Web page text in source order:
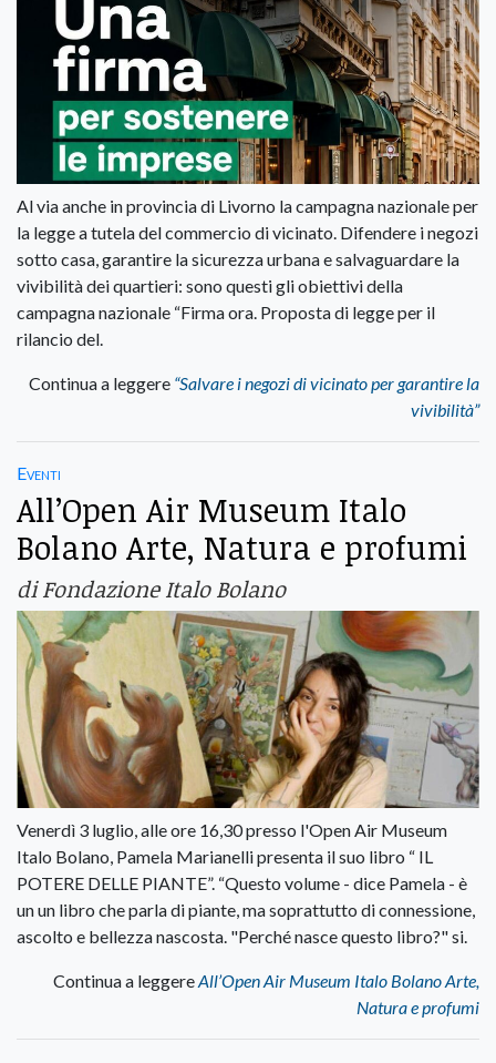
Al via anche in provincia di Livorno la campagna nazionale per
la legge a tutela del commercio di vicinato. Difendere i negozi
sotto casa, garantire la sicurezza urbana e salvaguardare la
vivibilità dei quartieri: sono questi gli obiettivi della
campagna nazionale “Firma ora. Proposta di legge per il
rilancio del.
Continua a leggere “Salvare i negozi di vicinato per garantire la
vivibilità”
Eventi
All’Open Air Museum Italo
Bolano Arte, Natura e profumi
di Fondazione Italo Bolano
Venerdì 3 luglio, alle ore 16,30 presso l'Open Air Museum
Italo Bolano, Pamela Marianelli presenta il suo libro “ IL
POTERE DELLE PIANTE”. “Questo volume - dice Pamela - è
un un libro che parla di piante, ma soprattutto di connessione,
ascolto e bellezza nascosta. "Perché nasce questo libro?" si.
Continua a leggereAll’Open Air Museum Italo Bolano Arte,
Natura e profumi